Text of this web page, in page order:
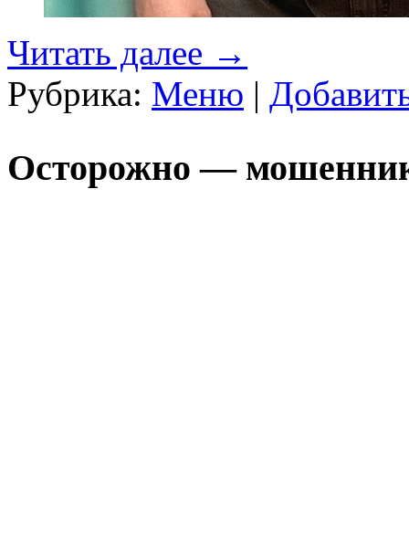
Читать далее →
Рубрика: Меню |
Осторожно —